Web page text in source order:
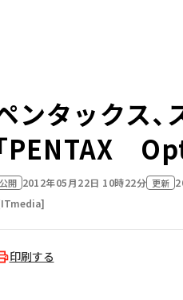
ンタックス
PENTAX
公開 2012年05月22日 10時22分 更新
印刷する